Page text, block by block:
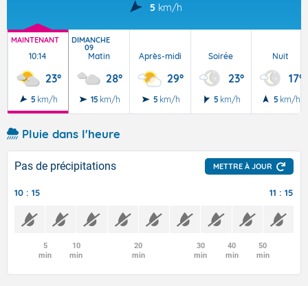
5 km/h
MAINTENANT
10:14
23°
5 km/h
DIMANCHE
09
Matin
28°
15 km/h
Après-midi
29°
5 km/h
Soirée
23°
5 km/h
Nuit
17°
5 km/h
Pluie dans l'heure
Pas de précipitations METTRE À JOUR
10 : 15 11 : 15
5
min
10
min
20
min
30
min
40
min
50
min